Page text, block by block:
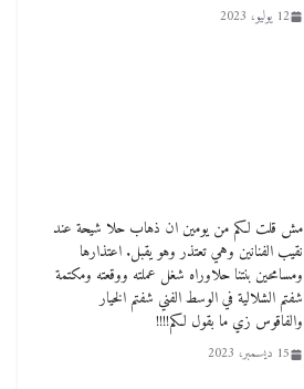
12 يوليو، 2023
مش قلت لكم من يومين ان ذهاب حلا شيحة عند
نقيب الفنانين وهي تعتذر وهو يقبل. اعتذارها
ومسامحين بنتنا حلاوراه شغل عملته ووقعته ومكتمة
شفتم الشلالية في الوسط الفني شفتم الخيار
والفاقوس زي ما بقول لكم!!!!
15 ديسمبر، 2023